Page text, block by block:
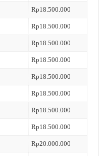
Rp18.500.000
Rp18.500.000
Rp18.500.000
Rp18.500.000
Rp18.500.000
Rp18.500.000
Rp18.500.000
Rp18.500.000
Rp20.000.000